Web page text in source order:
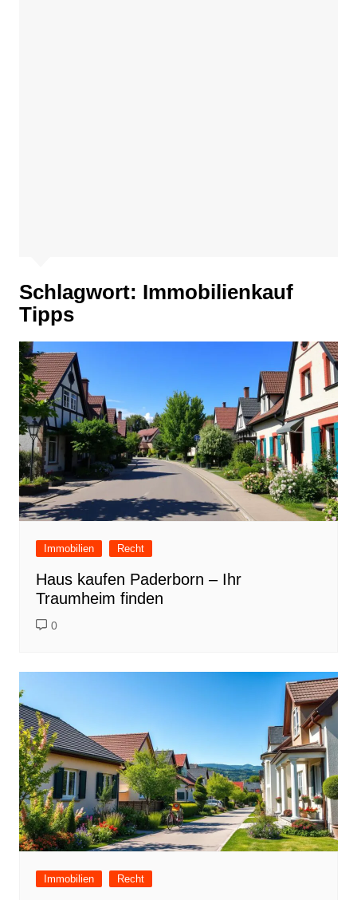
Schlagwort: Immobilienkauf
Tipps
Immobilien Recht
Haus kaufen Paderborn – Ihr
Traumheim finden
0
Immobilien Recht